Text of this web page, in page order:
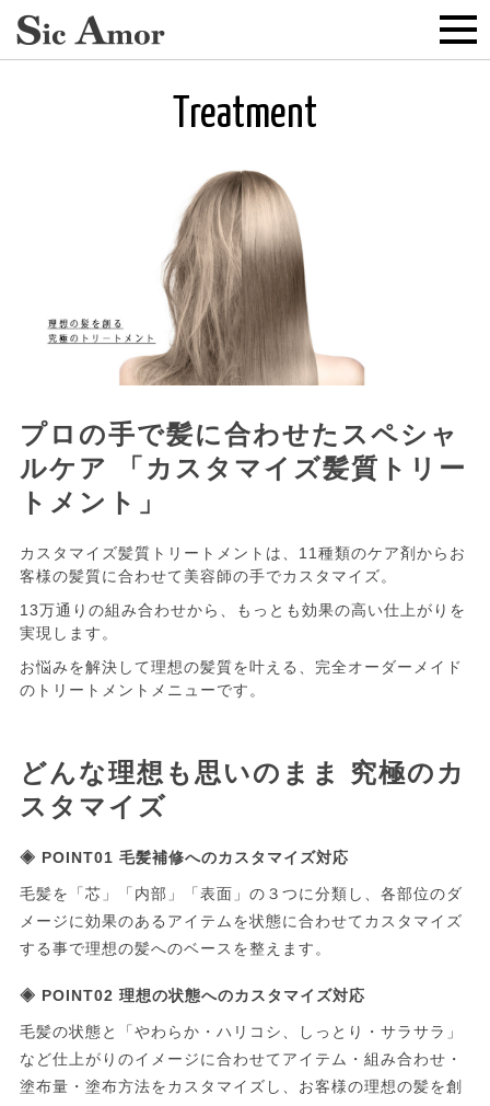
Treatment
プロの手で髪に合わせたスペシャ
ルケア 「カスタマイズ髪質トリー
トメント」
カスタマイズ髪質トリートメントは、11種類のケア剤からお
客様の髪質に合わせて美容師の手でカスタマイズ。
13万通りの組み合わせから、もっとも効果の高い仕上がりを
実現します。
お悩みを解決して理想の髪質を叶える、完全オーダーメイド
のトリートメントメニューです。
どんな理想も思いのまま 究極のカ
スタマイズ
◈ POINT01 毛髪補修へのカスタマイズ対応
毛髪を「芯」「内部」「表面」の３つに分類し、各部位のダ
メージに効果のあるアイテムを状態に合わせてカスタマイズ
する事で理想の髪へのベースを整えます。
◈ POINT02 理想の状態へのカスタマイズ対応
毛髪の状態と「やわらか・ハリコシ、しっとり・サラサラ」
など仕上がりのイメージに合わせてアイテム・組み合わせ・
塗布量・塗布方法をカスタマイズし、お客様の理想の髪を創